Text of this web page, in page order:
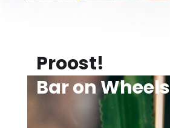
Proost!
Bar on Wheels